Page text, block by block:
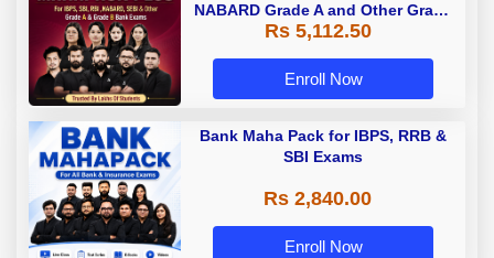
NABARD Grade A and Other Grade
A & Grade B Bank Exams
Rs 5,112.50
Enroll Now
Bank Maha Pack for IBPS, RRB &
SBI Exams
Rs 2,840.00
Enroll Now